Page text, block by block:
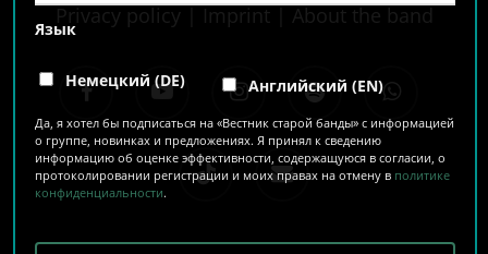
Privacy policy Imprint| About the band
facebook youtube instagram spotify whatsapp
tiktok email
Язык
Немецкий (DE) Английский (EN)
Да, я хотел бы подписаться на «Вестник старой банды» с информацией
о группе, новинках и предложениях. Я принял к сведению
информацию об оценке эффективности, содержащуюся в согласии, о
протоколировании регистрации и моих правах на отмену в политике
конфиденциальности.